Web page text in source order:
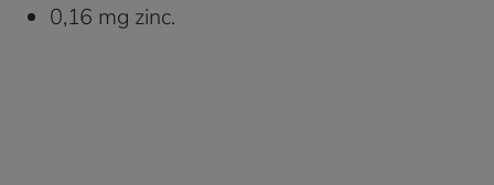
0,16 mg zinc.